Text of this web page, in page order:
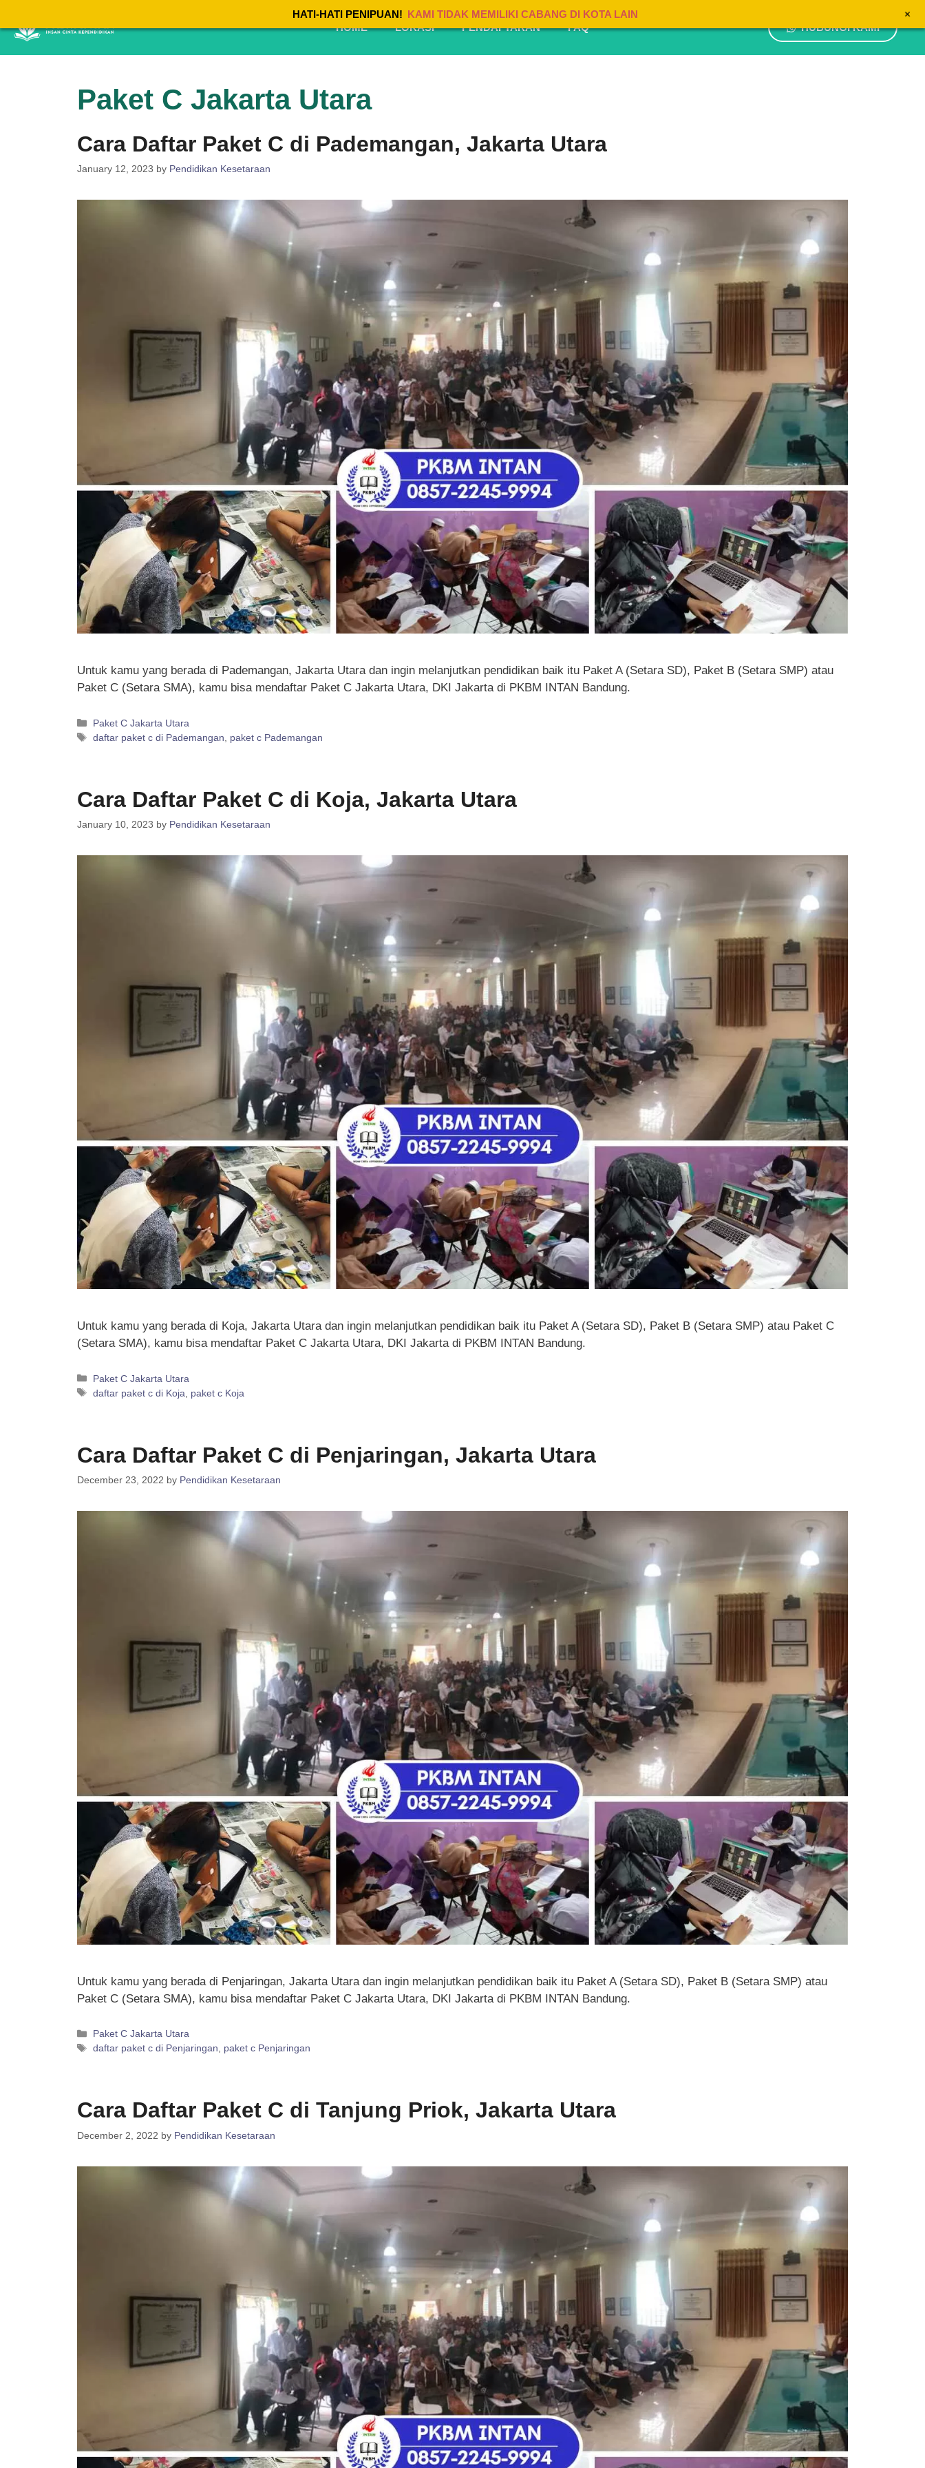
to
content
HOME LOKASI PENDAFTARAN FAQ HUBUNGI KAMI
Paket C Jakarta Utara
Cara Daftar Paket C di Pademangan, Jakarta Utara
January 12, 2023 by Pendidikan Kesetaraan
Untuk kamu yang berada di Pademangan, Jakarta Utara dan ingin melanjutkan pendidikan baik itu Paket A (Setara SD), Paket B (Setara SMP) atau
Paket C (Setara SMA), kamu bisa mendaftar Paket C Jakarta Utara, DKI Jakarta di PKBM INTAN Bandung.
Categories
Paket C Jakarta Utara
Tags
daftar paket c di Pademangan paket c Pademangan
Cara Daftar Paket C di Koja, Jakarta Utara
January 10, 2023 by Pendidikan Kesetaraan
Untuk kamu yang berada di Koja, Jakarta Utara dan ingin melanjutkan pendidikan baik itu Paket A (Setara SD), Paket B (Setara SMP) atau Paket C
(Setara SMA), kamu bisa mendaftar Paket C Jakarta Utara, DKI Jakarta di PKBM INTAN Bandung.
Categories
Paket C Jakarta Utara
Tags
daftar paket c di Koja paket c Koja
Cara Daftar Paket C di Penjaringan, Jakarta Utara
December 23, 2022 by Pendidikan Kesetaraan
Untuk kamu yang berada di Penjaringan, Jakarta Utara dan ingin melanjutkan pendidikan baik itu Paket A (Setara SD), Paket B (Setara SMP) atau
Paket C (Setara SMA), kamu bisa mendaftar Paket C Jakarta Utara, DKI Jakarta di PKBM INTAN Bandung.
Categories
Paket C Jakarta Utara
Tags
daftar paket c di Penjaringan, paket c Penjaringan
Cara Daftar Paket C di Tanjung Priok, Jakarta Utara
December 2, 2022 by Pendidikan Kesetaraan
HATI-HATI PENIPUAN! KAMI TIDAK MEMILIKI CABANG DI KOTA LAIN +